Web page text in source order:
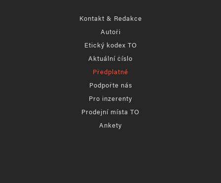
Kontakt & Redakce
Autoři
Etický kodex TO
Aktuální číslo
Předplatné
Podpořte nás
Pro inzerenty
Prodejní místa TO
Ankety